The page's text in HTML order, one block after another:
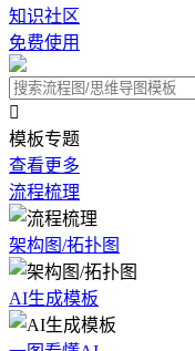
知识社区
免费使用

模板专题
查看更多
流程梳理
架构图/拓扑图
AI生成模板